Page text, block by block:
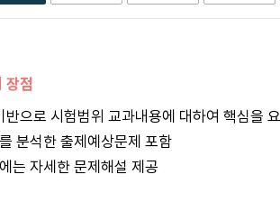
장점
반으로 시험범위 교과내용에 대하여 핵심을
분석한 출제예상문제 포함
는 자세한 문제해설 제공